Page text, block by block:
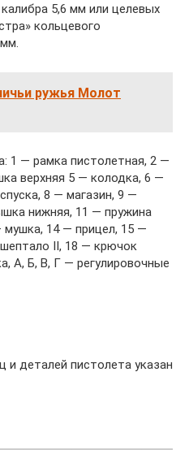
5,6 мм или целевых
кольцевого
ружья Молот
1 — рамка пистолетная, 2 —
верхняя 5 — колодка, 6 —
8 — магазин, 9 —
нижняя, 11 — пружина
14 — прицел, 15 —
II, 18 — крючок
А, Б, В, Г — регулировочные
и деталей пистолета указан